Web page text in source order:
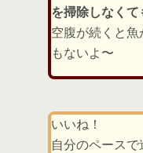
を掃除しなくて
空腹が続くと魚
もないよ〜
いいね！
自分のペース